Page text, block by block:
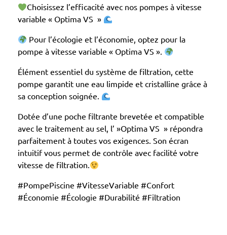
m
p
e
à
v
i
t
s
s
e
v
a
r
Choisissez l’efficacité avec nos pompes à vitesse
variable « Optima VS »
Pour l’écologie et l’économie, optez pour la
pompe à vitesse variable « Optima VS ».
Élément essentiel du système de filtration, cette
pompe garantit une eau limpide et cristalline grâce à
sa conception soignée.
Dotée d’une poche filtrante brevetée et compatible
avec le traitement au sel, l’ »Optima VS » répondra
parfaitement à toutes vos exigences. Son écran
intuitif vous permet de contrôle avec facilité votre
vitesse de filtration.
#PompePiscine #VitesseVariable #Confort
#Économie #Écologie #Durabilité #Filtration